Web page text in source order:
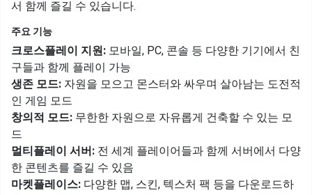
서 함께 즐길 수 있습니다.
주요 기능
크로스플레이 지원: 모바일, PC, 콘솔 등 다양한 기기에서 친
구들과 함께 플레이 가능
생존 모드: 자원을 모으고 몬스터와 싸우며 살아남는 도전적
인 게임 모드
창의적 모드: 무한한 자원으로 자유롭게 건축할 수 있는 모
드
멀티플레이 서버: 전 세계 플레이어들과 함께 서버에서 다양
한 콘텐츠를 즐길 수 있음
마켓플레이스: 다양한 맵, 스킨, 텍스처 팩 등을 다운로드하